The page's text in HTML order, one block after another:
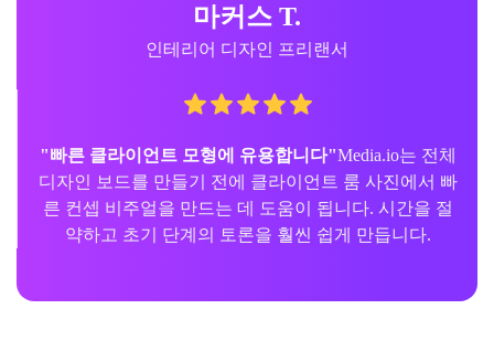
마커스 T.
인테리어 디자인 프리랜서
"빠른 클라이언트 모형에 유용합니다"Media.io는 전체
디자인 보드를 만들기 전에 클라이언트 룸 사진에서 빠
른 컨셉 비주얼을 만드는 데 도움이 됩니다. 시간을 절
약하고 초기 단계의 토론을 훨씬 쉽게 만듭니다.